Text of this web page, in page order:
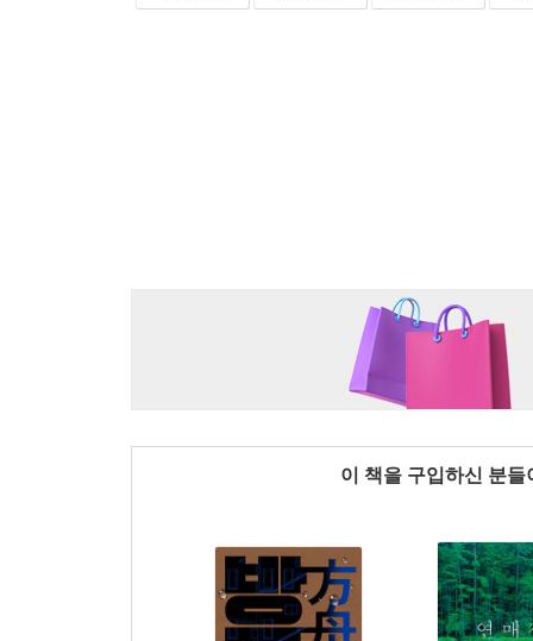
이 책을 구입하신 분